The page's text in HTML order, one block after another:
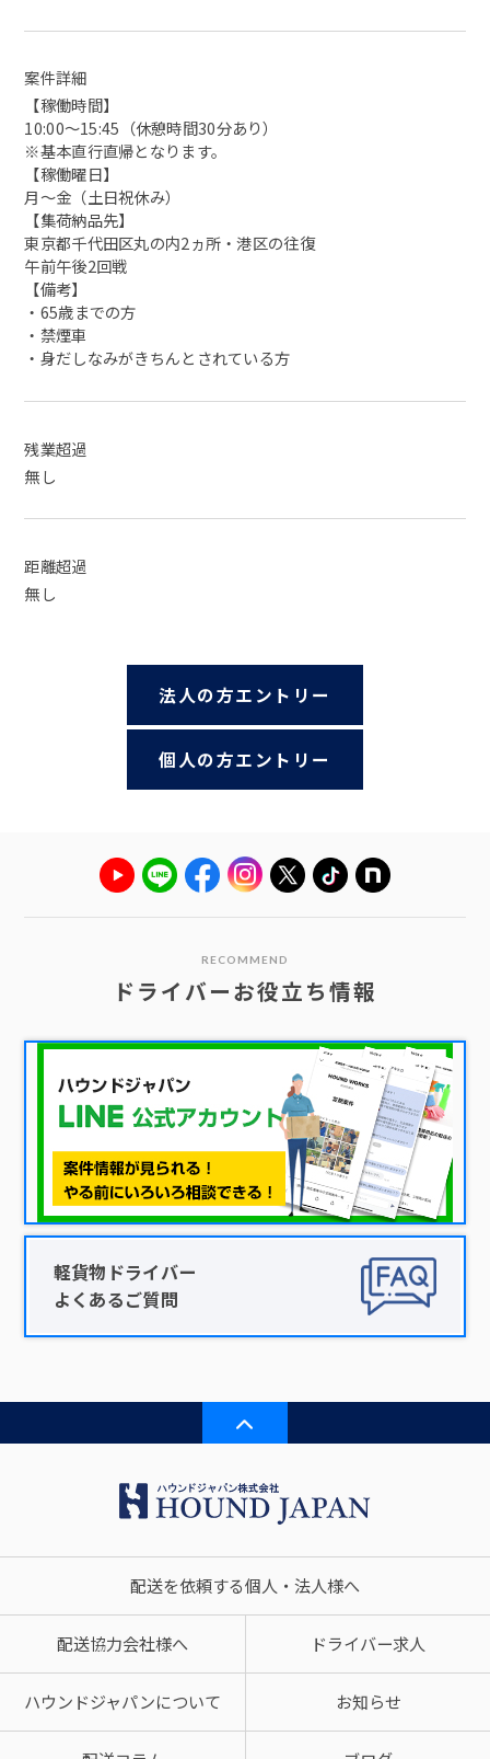
案件詳細
【稼働時間】
10:00～15:45（休憩時間30分あり）
※基本直行直帰となります。
【稼働曜日】
月～金（土日祝休み）
【集荷納品先】
東京都千代田区丸の内2ヵ所・港区の往復
午前午後2回戦
【備考】
・65歳までの方
・禁煙車
・身だしなみがきちんとされている方
残業超過
無し
距離超過
無し
法人の方エントリー
個人の方エントリー
RECOMMEND
ドライバーお役立ち情報
軽貨物ドライバー
よくあるご質問
配送を依頼する個人・法人様へ
配送協力会社様へ ドライバー求人
ハウンドジャパンについて お知らせ